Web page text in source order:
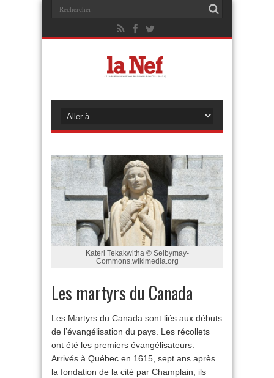
Kateri Tekakwitha © Selbymay-
Commons.wikimedia.org
Les martyrs du Canada
Les Martyrs du Canada sont liés aux débuts
de l’évangélisation du pays. Les récollets
ont été les premiers évangélisateurs.
Arrivés à Québec en 1615, sept ans après
la fondation de la cité par Champlain, ils